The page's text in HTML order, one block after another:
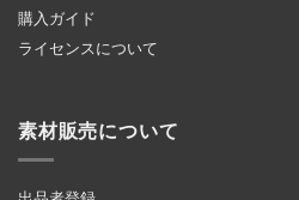
購入ガイド
ライセンスについて
素材販売について